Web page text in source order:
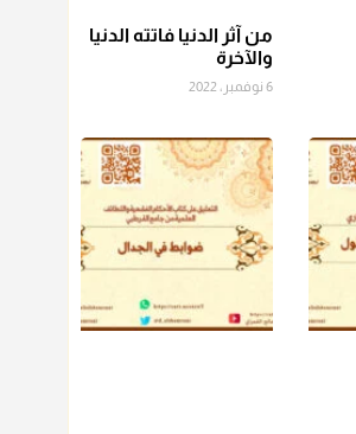
يفضلون إخراج صاع من البر أو التمر في
جوّز العدول إلى الرز، ومنهم جوز إخراج
إخراج الطعام هذه الأيام وأراد إخراج
عليه
من آثر الدنيا فاتته الدنيا
والآخرة
6 نوفمبر، 2022